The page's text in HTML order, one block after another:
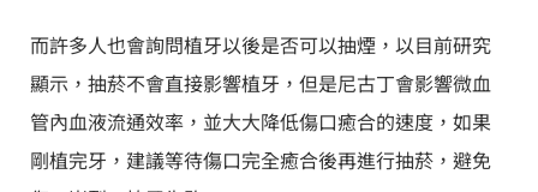
而許多人也會詢問植牙以後是否可以抽煙，以目前研究
顯示，抽菸不會直接影響植牙，但是尼古丁會影響微血
管內血液流通效率，並大大降低傷口癒合的速度，如果
剛植完牙，建議等待傷口完全癒合後再進行抽菸，避免